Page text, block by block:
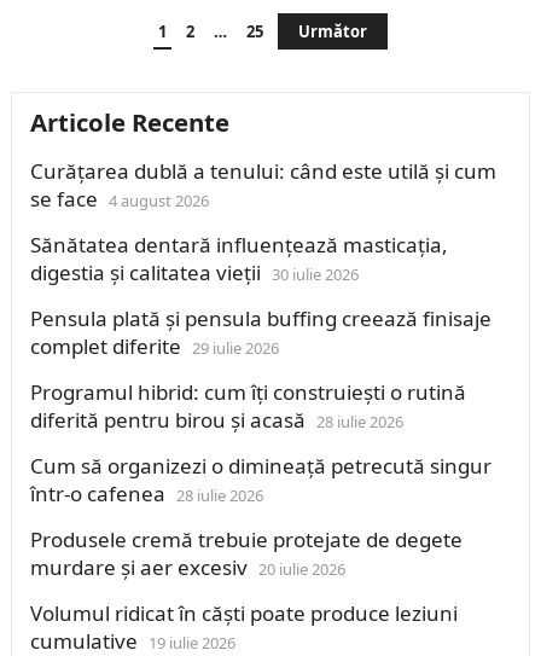
1 2 … 25 Următor
Articole Recente
Curățarea dublă a tenului: când este utilă și cum
se face 4 august 2026
Sănătatea dentară influențează masticația,
digestia și calitatea vieții 30 iulie 2026
Pensula plată și pensula buffing creează finisaje
complet diferite 29 iulie 2026
Programul hibrid: cum îți construiești o rutină
diferită pentru birou și acasă 28 iulie 2026
Cum să organizezi o dimineață petrecută singur
într-o cafenea 28 iulie 2026
Produsele cremă trebuie protejate de degete
murdare și aer excesiv 20 iulie 2026
Volumul ridicat în căști poate produce leziuni
cumulative
19 iulie 2026